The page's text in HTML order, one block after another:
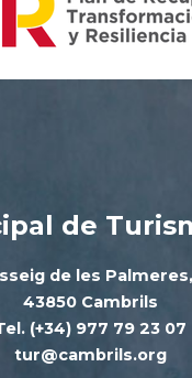
de
de les Palmeres,
43850 Cambrils
(+34) 977 79 23 07
tur@cambrils.org